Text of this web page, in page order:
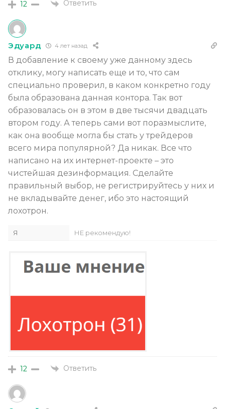
12 Ответить
Эдуард 4 лет назад
В добавление к своему уже данному здесь
отклику, могу написать еще и то, что сам
специально проверил, в каком конкретно году
была образована данная контора. Так вот
образовалась он в этом в две тысячи двадцать
втором году. А теперь сами вот поразмыслите,
как она вообще могла бы стать у трейдеров
всего мира популярной? Да никак. Все что
написано на их интернет-проекте – это
чистейшая дезинформация. Сделайте
правильный выбор, не регистрируйтесь у них и
не вкладывайте денег, ибо это настоящий
лохотрон.
Я НЕ рекомендую!
12 Ответить